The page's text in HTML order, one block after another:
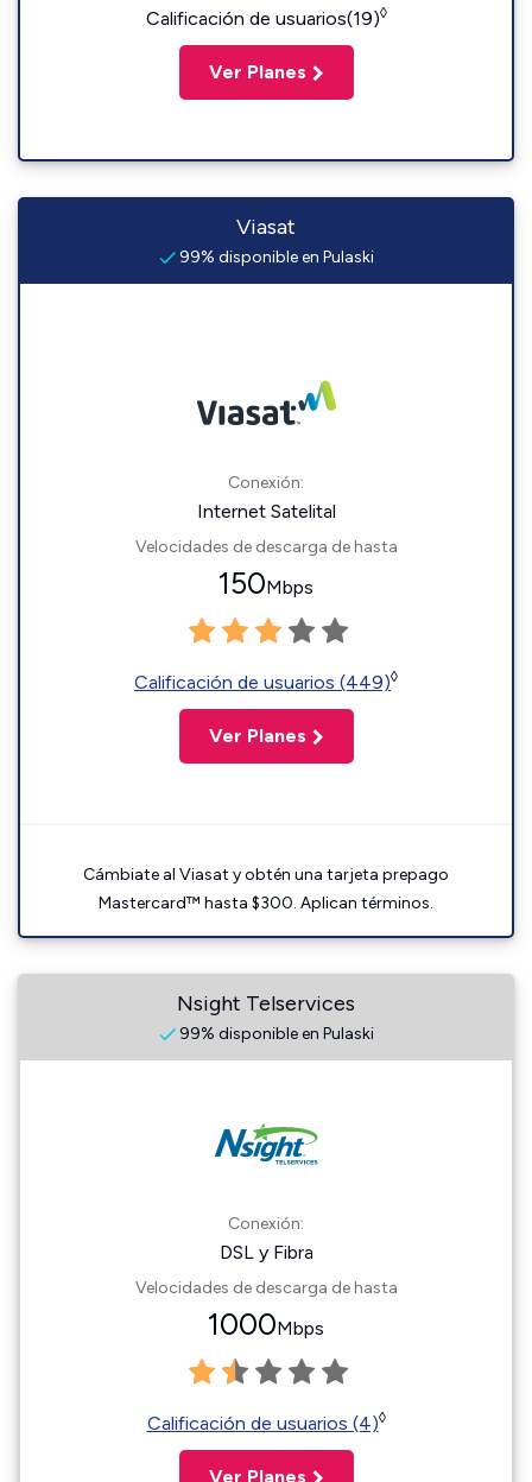
Calificación de usuarios(19)◊
Ver Planes
Viasat
99% disponible en Pulaski
Conexión:
Internet Satelital
Velocidades de descarga de hasta
150Mbps
Calificación de usuarios (449)◊
Ver Planes
Cámbiate al Viasat y obtén una tarjeta prepago
Mastercard™ hasta $300. Aplican términos.
Nsight Telservices
99% disponible en Pulaski
Conexión:
DSL y Fibra
Velocidades de descarga de hasta
1000Mbps
Calificación de usuarios (4)◊
Ver Planes